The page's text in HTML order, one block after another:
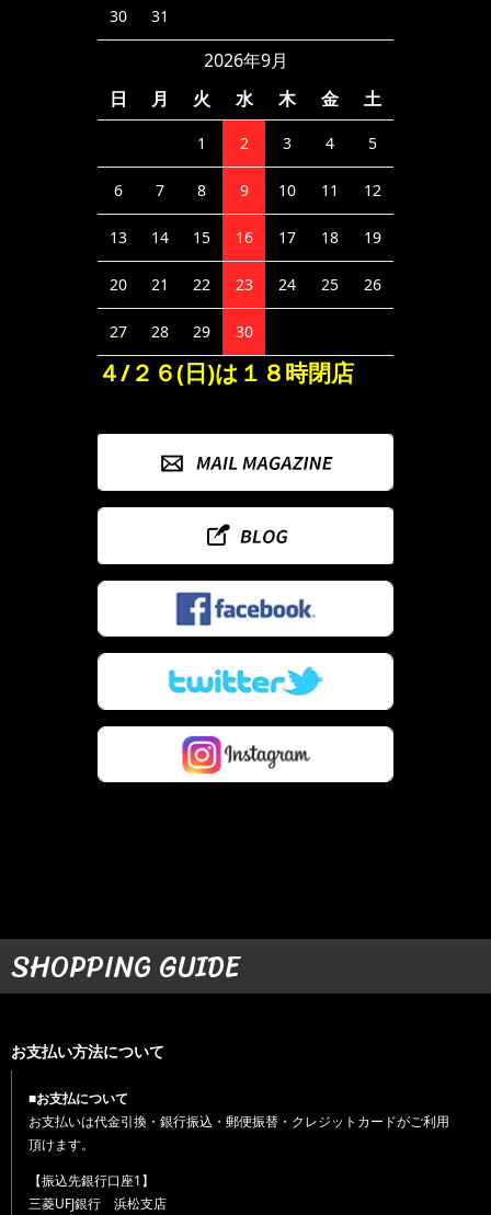
30 31
2026年9月
日
月 火 水 木 金 土
1 2 3 4 5
6 7 8 9 10 11 12
13 14 15 16 17 18 19
20 21 22 23 24 25 26
27 28 29 30
４/２６(日)は１８時閉店
SHOPPING GUIDE
お支払い方法について
■お支払について
お支払いは代金引換・銀行振込・郵便振替・クレジットカードがご利用
頂けます。
【振込先銀行口座1】
三菱UFJ銀行 浜松支店